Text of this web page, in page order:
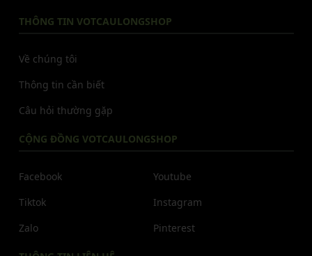
THÔNG TIN VOTCAULONGSHOP
Về chúng tôi
Thông tin cần biết
Câu hỏi thường gặp
CỘNG ĐỒNG VOTCAULONGSHOP
Facebook
Tiktok
Zalo
Youtube
Instagram
Pinterest